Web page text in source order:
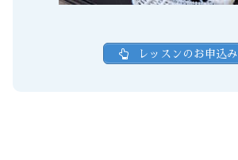
レッスンのお申込み